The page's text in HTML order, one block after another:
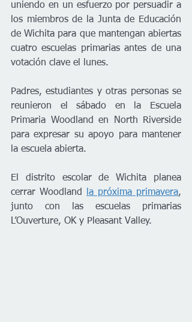
uniendo en un esfuerzo por persuadir a
los miembros de la Junta de Educación
de Wichita para que mantengan abiertas
cuatro escuelas primarias antes de una
votación clave el lunes.
Padres, estudiantes y otras personas se
reunieron el sábado en la Escuela
Primaria Woodland en North Riverside
para expresar su apoyo para mantener
la escuela abierta.
El distrito escolar de Wichita planea
cerrar Woodland la próxima primavera,
junto con las escuelas primarias
L’Ouverture, OK y Pleasant Valley.